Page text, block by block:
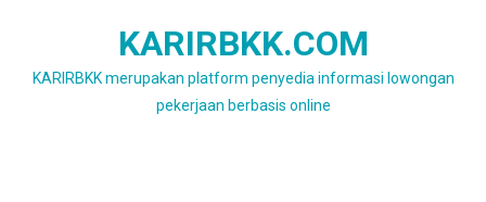
KARIRBKK.COM
KARIRBKK merupakan platform penyedia informasi lowongan
pekerjaan berbasis online